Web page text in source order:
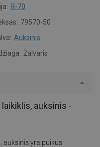
R-70
79570-50
Auksinis
Žalvaris
auksinis -
auksinis yra puikus